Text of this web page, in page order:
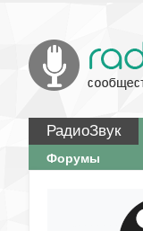
РадиоЗвук
Форумы